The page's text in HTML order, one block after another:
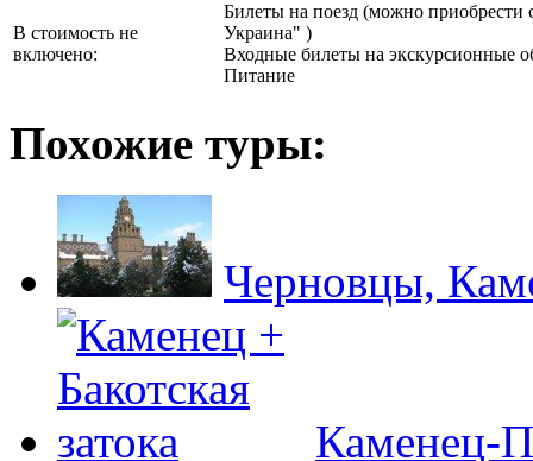
В стоимость не
включено:
Билеты на поезд (можно приобрести
Украина" )
Входные билеты на экскурсионные
Питание
Похожие туры:
Черновцы,
Каменец-